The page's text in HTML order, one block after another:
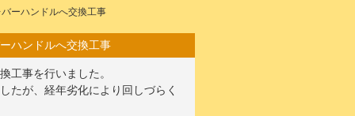
ハンドルへ交換工事
ハンドルへ交換工事
工事を行いました。
たが、経年劣化により回しづらく